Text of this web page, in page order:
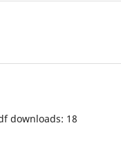
downloads: 18